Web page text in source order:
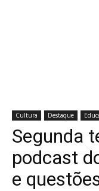
Cultura Destaque
Segunda
podcast
e